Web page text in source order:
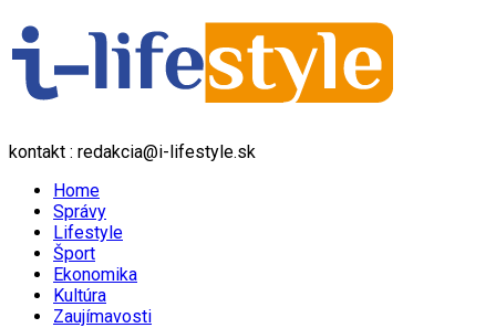
kontakt : redakcia@i-lifestyle.sk
Home
Správy
Lifestyle
Šport
Ekonomika
Kultúra
Zaujímavosti